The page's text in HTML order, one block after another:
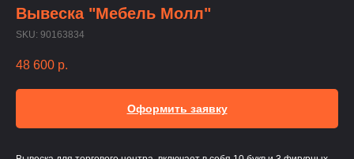
Вывеска "Мебель Молл"
SKU: 90163834
48 600 р.
Оформить заявку